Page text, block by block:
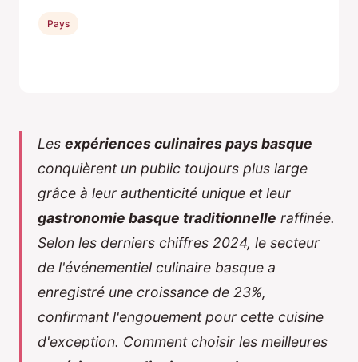
Les expériences culinaires pays basque
conquièrent un public toujours plus large
grâce à leur authenticité unique et leur
gastronomie basque traditionnelle raffinée.
Selon les derniers chiffres 2024, le secteur
de l'événementiel culinaire basque a
enregistré une croissance de 23%,
confirmant l'engouement pour cette cuisine
d'exception. Comment choisir les meilleures
Pays